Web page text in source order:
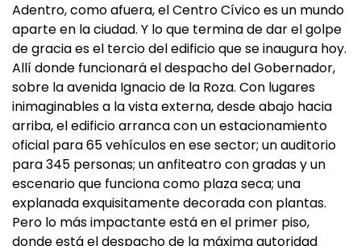
Adentro, como afuera, el Centro Cívico es un mundo
aparte en la ciudad. Y lo que termina de dar el golpe
de gracia es el tercio del edificio que se inaugura hoy.
Allí donde funcionará el despacho del Gobernador,
sobre la avenida Ignacio de la Roza. Con lugares
inimaginables a la vista externa, desde abajo hacia
arriba, el edificio arranca con un estacionamiento
oficial para 65 vehículos en ese sector; un auditorio
para 345 personas; un anfiteatro con gradas y un
escenario que funciona como plaza seca; una
explanada exquisitamente decorada con plantas.
Pero lo más impactante está en el primer piso,
donde está el despacho de la máxima autoridad